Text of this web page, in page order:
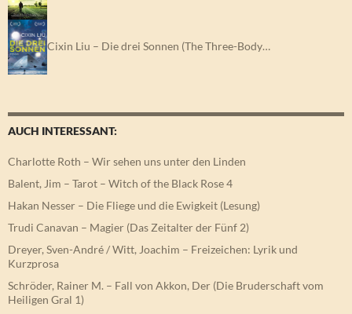
Cixin Liu – Die drei Sonnen (The Three-Body…
AUCH INTERESSANT:
Charlotte Roth – Wir sehen uns unter den Linden
Balent, Jim – Tarot – Witch of the Black Rose 4
Hakan Nesser – Die Fliege und die Ewigkeit (Lesung)
Trudi Canavan – Magier (Das Zeitalter der Fünf 2)
Dreyer, Sven-André / Witt, Joachim – Freizeichen: Lyrik und
Kurzprosa
Schröder, Rainer M. – Fall von Akkon, Der (Die Bruderschaft vom
Heiligen Gral 1)